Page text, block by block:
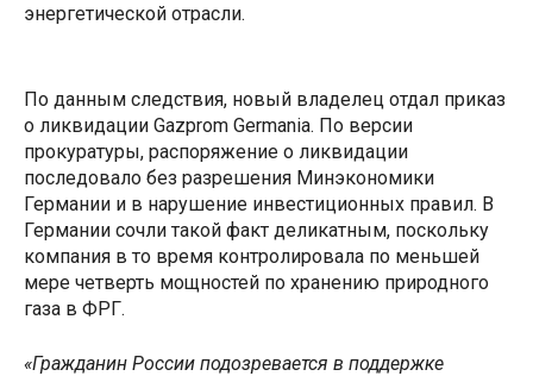
энергетической отрасли.
По данным следствия, новый владелец отдал приказ
о ликвидации Gazprom Germania. По версии
прокуратуры, распоряжение о ликвидации
последовало без разрешения Минэкономики
Германии и в нарушение инвестиционных правил. В
Германии сочли такой факт деликатным, поскольку
компания в то время контролировала по меньшей
мере четверть мощностей по хранению природного
газа в ФРГ.
«Гражданин России подозревается в поддержке